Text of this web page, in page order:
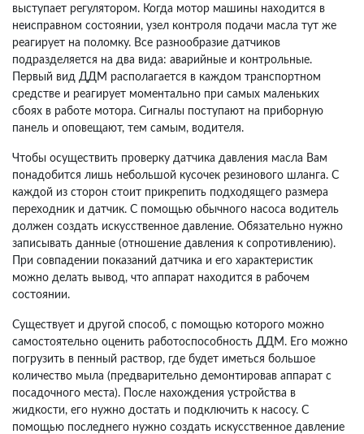
выступает регулятором. Когда мотор машины находится в
неисправном состоянии, узел контроля подачи масла тут же
реагирует на поломку. Все разнообразие датчиков
подразделяется на два вида: аварийные и контрольные.
Первый вид ДДМ располагается в каждом транспортном
средстве и реагирует моментально при самых маленьких
сбоях в работе мотора. Сигналы поступают на приборную
панель и оповещают, тем самым, водителя.
Чтобы осуществить проверку датчика давления масла Вам
понадобится лишь небольшой кусочек резинового шланга. С
каждой из сторон стоит прикрепить подходящего размера
переходник и датчик. С помощью обычного насоса водитель
должен создать искусственное давление. Обязательно нужно
записывать данные (отношение давления к сопротивлению).
При совпадении показаний датчика и его характеристик
можно делать вывод, что аппарат находится в рабочем
состоянии.
Существует и другой способ, с помощью которого можно
самостоятельно оценить работоспособность ДДМ. Его можно
погрузить в пенный раствор, где будет иметься большое
количество мыла (предварительно демонтировав аппарат с
посадочного места). После нахождения устройства в
жидкости, его нужно достать и подключить к насосу. С
помощью последнего нужно создать искусственное давление